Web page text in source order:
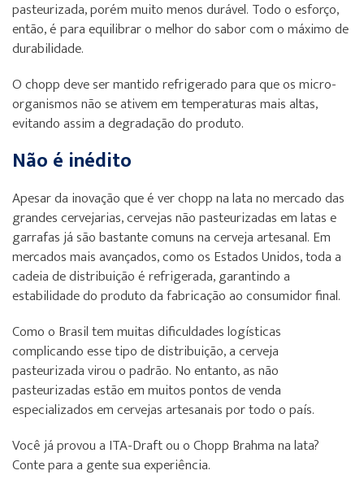
pasteurizada, porém muito menos durável. Todo o esforço,
então, é para equilibrar o melhor do sabor com o máximo de
durabilidade.
O chopp deve ser mantido refrigerado para que os micro-
organismos não se ativem em temperaturas mais altas,
evitando assim a degradação do produto.
Não é inédito
Apesar da inovação que é ver chopp na lata no mercado das
grandes cervejarias, cervejas não pasteurizadas em latas e
garrafas já são bastante comuns na cerveja artesanal. Em
mercados mais avançados, como os Estados Unidos, toda a
cadeia de distribuição é refrigerada, garantindo a
estabilidade do produto da fabricação ao consumidor final.
Como o Brasil tem muitas dificuldades logísticas
complicando esse tipo de distribuição, a cerveja
pasteurizada virou o padrão. No entanto, as não
pasteurizadas estão em muitos pontos de venda
especializados em cervejas artesanais por todo o país.
Você já provou a ITA-Draft ou o Chopp Brahma na lata?
Conte para a gente sua experiência.